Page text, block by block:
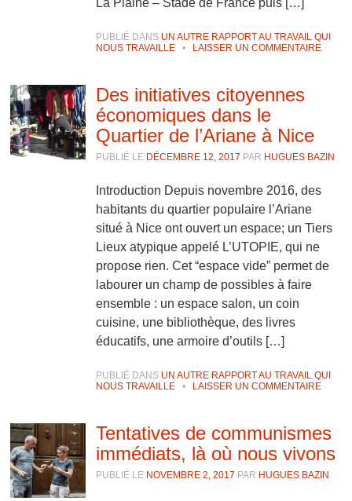
PUBLIÉ DANS UN AUTRE RAPPORT AU TRAVAIL QUI
NOUS TRAVAILLE
• LAISSER UN COMMENTAIRE
Des initiatives citoyennes
économiques dans le
Quartier de l’Ariane à Nice
PUBLIÉ LE DÉCEMBRE 12, 2017 PAR HUGUES BAZIN
Introduction Depuis novembre 2016, des
habitants du quartier populaire l’Ariane
situé à Nice ont ouvert un espace; un Tiers
Lieux atypique appelé L’UTOPIE, qui ne
propose rien. Cet “espace vide” permet de
labourer un champ de possibles à faire
ensemble : un espace salon, un coin
cuisine, une bibliothèque, des livres
éducatifs, une armoire d’outils […]
PUBLIÉ DANS UN AUTRE RAPPORT AU TRAVAIL QUI
NOUS TRAVAILLE
• LAISSER UN COMMENTAIRE
Tentatives de communismes
immédiats, là où nous vivons
PUBLIÉ LE NOVEMBRE 2, 2017 PAR HUGUES BAZIN